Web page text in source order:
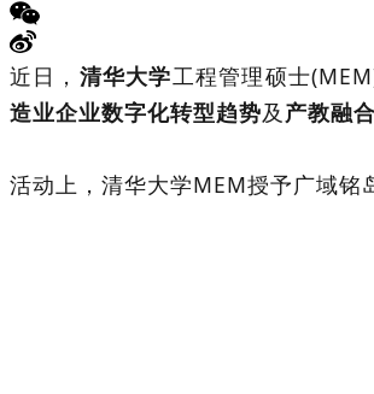
近日， 清华大学工程管理硕士
造业企业数字化转型趋势及 产教融
活动上，清华大学MEM授予广域铭